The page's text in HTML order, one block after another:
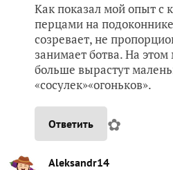
Как показал мой опыт с
перцами на
созревает, не
занимает ботва. На
больше вырастут
«сосулек»«огоньков».
Ответить ✿
Aleksandr14